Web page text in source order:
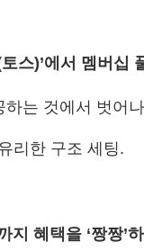
스)’에서 멤버십
는 것에서 벗어
리한 구조 세팅.
지 혜택을 ‘짱짱’